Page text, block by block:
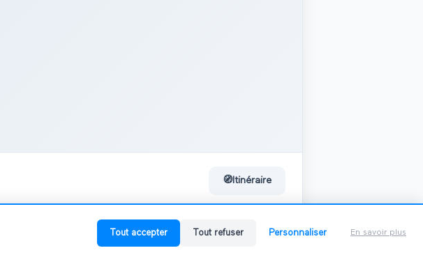
🧭 Itinéraire
Tout accepter Tout refuser Personnaliser En savoir plus